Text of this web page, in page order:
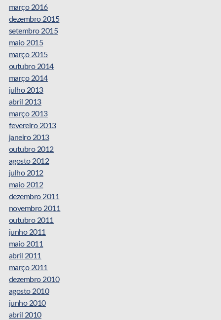
março 2016
dezembro 2015
setembro 2015
maio 2015
março 2015
outubro 2014
março 2014
julho 2013
abril 2013
março 2013
fevereiro 2013
janeiro 2013
outubro 2012
agosto 2012
julho 2012
maio 2012
dezembro 2011
novembro 2011
outubro 2011
junho 2011
maio 2011
abril 2011
março 2011
dezembro 2010
agosto 2010
junho 2010
abril 2010